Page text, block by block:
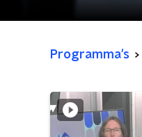
Programma's